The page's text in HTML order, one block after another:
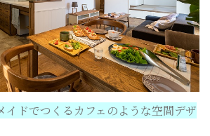
イドでつくるカフェのような空間デザ